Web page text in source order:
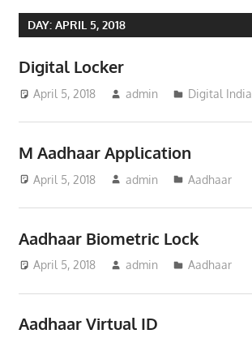
DAY: APRIL 5, 2018
Digital Locker
April 5, 2018 admin Digital India
M Aadhaar Application
April 5, 2018 admin Aadhaar
Aadhaar Biometric Lock
April 5, 2018 admin Aadhaar
Aadhaar Virtual ID